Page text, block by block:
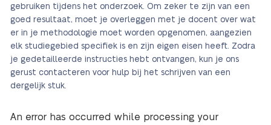
gebruiken tijdens het onderzoek. Om zeker te zijn van een
goed resultaat, moet je overleggen met je docent over wat
er in je methodologie moet worden opgenomen, aangezien
elk studiegebied specifiek is en zijn eigen eisen heeft. Zodra
je gedetailleerde instructies hebt ontvangen, kun je ons
gerust contacteren voor hulp bij het schrijven van een
dergelijk stuk.
An error has occurred while processing your